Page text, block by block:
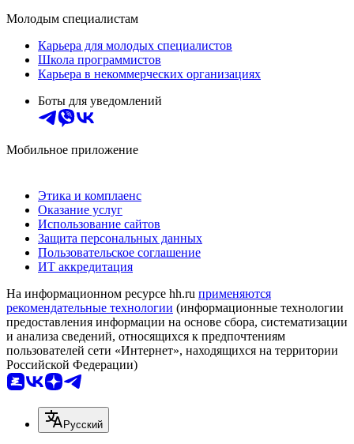
Молодым специалистам
Карьера для молодых специалистов
Школа программистов
Карьера в некоммерческих организациях
Боты для уведомлений
Мобильное приложение
Этика и комплаенс
Оказание услуг
Использование сайтов
Защита персональных данных
Пользовательское соглашение
ИТ аккредитация
На информационном ресурсе hh.ru применяются
рекомендательные технологии (информационные технологии
предоставления информации на основе сбора, систематизации
и анализа сведений, относящихся к предпочтениям
пользователей сети «Интернет», находящихся на территории
Российской Федерации)
Русский